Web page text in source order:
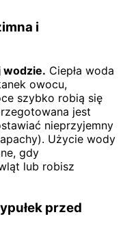
i
wodzie. Ciepła woda
owocu,
szybko robią się
jest
nieprzyjemny
Użycie wody
gdy
lub robisz
przed